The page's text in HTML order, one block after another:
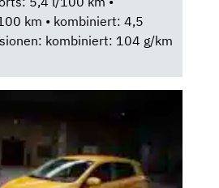
km • kombiniert: 4,5
kombiniert: 104 g/km